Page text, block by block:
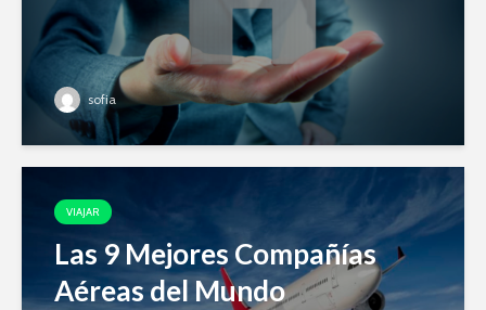
sofia
VIAJAR
Las 9 Mejores Compañías
Aéreas del Mundo